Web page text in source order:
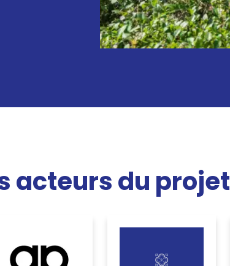
acteurs du projet